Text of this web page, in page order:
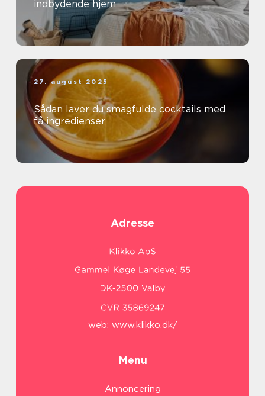
indbydende hjem
27. august 2025
Sådan laver du smagfulde cocktails med
få ingredienser
Adresse
web: www.klikko.dk/
Menu
Annoncering